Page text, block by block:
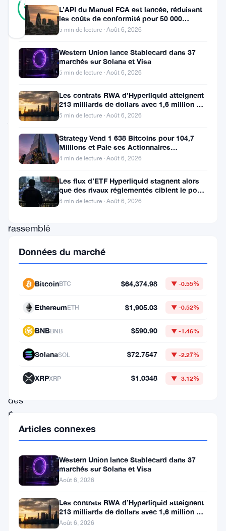
82 %
RÉEL
Mis à jour 2 ans il y a
Tether
jalon
remarquable
stablecoin
USDT
rassemblé
correspond
l’ensemble
population
des
États-
Unis.
chiffres
récents
que
plus
L’API du Manuel FCA est lancée, réduisant
les coûts de conformité pour 50 000
entreprises britanniques
5 min de lecture · Août 6, 2026
Western Union lance Stablecard dans 37
marchés sur Solana et Visa
5 min de lecture · Août 6, 2026
Les contrats RWA d’Hyperliquid atteignent
213 milliards de dollars avec 1,6 million de
détenteurs
5 min de lecture · Août 6, 2026
Strategy Vend 1 638 Bitcoins pour 104,7
Millions et Paie ses Actionnaires
Privilégiés
4 min de lecture · Août 6, 2026
Les flux d’ETF Hyperliquid stagnent alors
que des rivaux réglementés ciblent le pool
de trading DeFi de 2 à 3
6 min de lecture · Août 6, 2026
Données du marché
BitcoinBTC $64,374.98 ▼ -0.55%
EthereumETH $1,905.03 ▼ -0.52%
BNBBNB $590.90 ▼ -1.46%
SolanaSOL $72.7547 ▼ -2.27%
XRPXRP $1.0348 ▼ -3.12%
Articles connexes
Western Union lance Stablecard dans 37
marchés sur Solana et Visa
Août 6, 2026
Les contrats RWA d’Hyperliquid atteignent
213 milliards de dollars avec 1,6 million de
détenteurs
Août 6, 2026